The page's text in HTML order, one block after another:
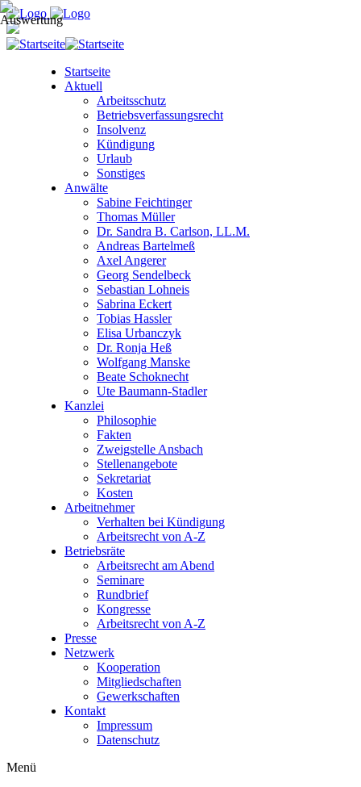
Startseite
Aktuell
Arbeitsschutz
Betriebsverfassungsrecht
Insolvenz
Kündigung
Urlaub
Sonstiges
Anwälte
Sabine Feichtinger
Thomas Müller
Dr. Sandra B. Carlson, LL.M.
Andreas Bartelmeß
Axel Angerer
Georg Sendelbeck
Sebastian Lohneis
Sabrina Eckert
Tobias Hassler
Elisa Urbanczyk
Dr. Ronja Heß
Wolfgang Manske
Beate Schoknecht
Ute Baumann-Stadler
Kanzlei
Philosophie
Fakten
Zweigstelle Ansbach
Stellenangebote
Sekretariat
Kosten
Arbeitnehmer
Verhalten bei Kündigung
Arbeitsrecht von A-Z
Betriebsräte
Arbeitsrecht am Abend
Seminare
Rundbrief
Kongresse
Arbeitsrecht von A-Z
Presse
Netzwerk
Kooperation
Mitgliedschaften
Gewerkschaften
Kontakt
Impressum
Datenschutz
Menü